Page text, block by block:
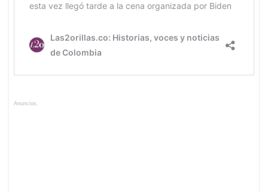
Anuncios.